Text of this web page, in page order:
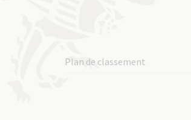
Plan de classement